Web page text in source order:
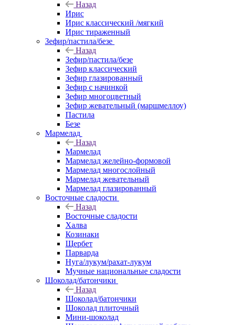
Назад
Ирис
Ирис классический /мягкий
Ирис тираженный
Зефир/пастила/безе
Назад
Зефир/пастила/безе
Зефир классический
Зефир глазированный
Зефир с начинкой
Зефир многоцветный
Зефир жевательный (маршмеллоу)
Пастила
Безе
Мармелад
Назад
Мармелад
Мармелад желейно-формовой
Мармелад многослойный
Мармелад жевательный
Мармелад глазированный
Восточные сладости
Назад
Восточные сладости
Халва
Козинаки
Щербет
Парварда
Нуга/лукум/рахат-лукум
Мучные национальные сладости
Шоколад/батончики
Назад
Шоколад/батончики
Шоколад плиточный
Мини-шоколад